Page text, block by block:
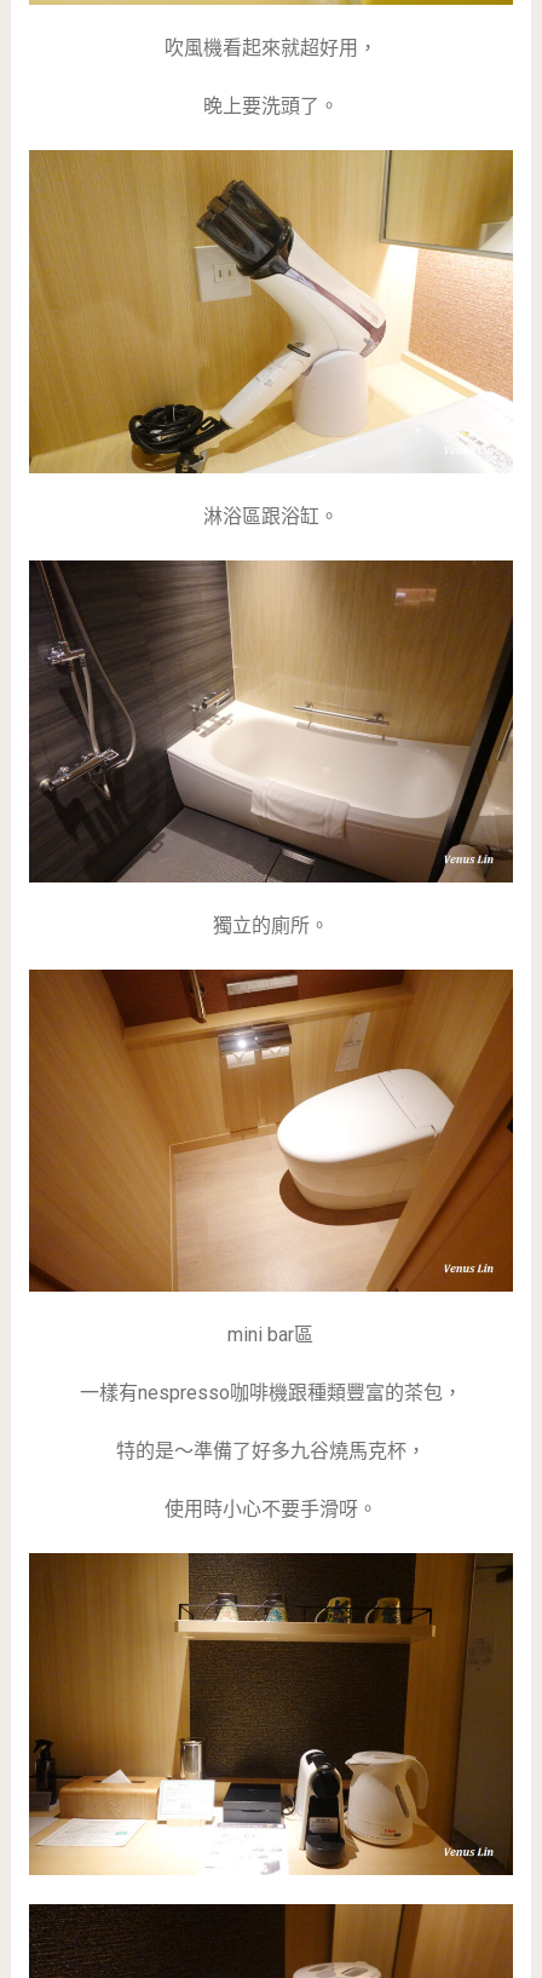
吹風機看起來就超好用，
晚上要洗頭了。
淋浴區跟浴缸。
獨立的廁所。
mini bar區
一樣有nespresso咖啡機跟種類豐富的茶包，
特的是～準備了好多九谷燒馬克杯，
使用時小心不要手滑呀。